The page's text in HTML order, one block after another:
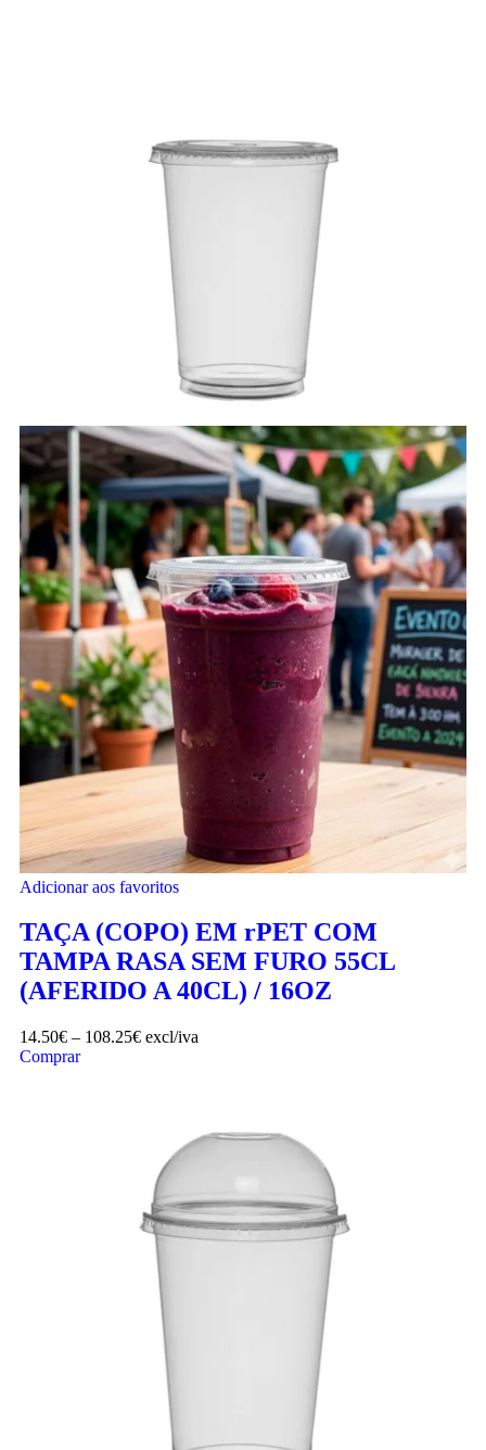
Adicionar aos favoritos
TAÇA (COPO) EM rPET COM
TAMPA RASA SEM FURO 55CL
(AFERIDO A 40CL) / 16OZ
14.50€ – 108.25€ excl/iva
Comprar